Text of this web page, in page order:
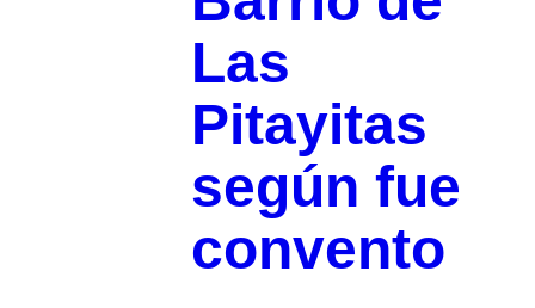
Las
Pitayitas
según fue
convento